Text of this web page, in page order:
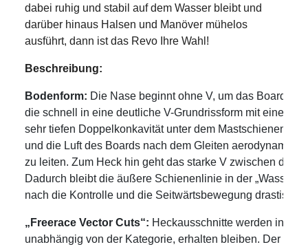
dabei ruhig und stabil auf dem Wasser bleibt und
darüber hinaus Halsen und Manöver mühelos
ausführt, dann ist das Revo Ihre Wahl!
Beschreibung:
Bodenform: Die Nase beginnt ohne V, um das Board
die schnell in eine deutliche V-Grundrissform mit einer
sehr tiefen Doppelkonkavität unter dem
und die Luft des Boards nach dem Gleiten
zu leiten. Zum Heck hin geht das starke V zwischen den
Dadurch bleibt die äußere Schienenlinie in der
nach die Kontrolle und die Seitwärtsbewegung drastisch
„Freerace Vector Cuts“: Heckausschnitte werden in
unabhängig von der Kategorie, erhalten bleiben. Der